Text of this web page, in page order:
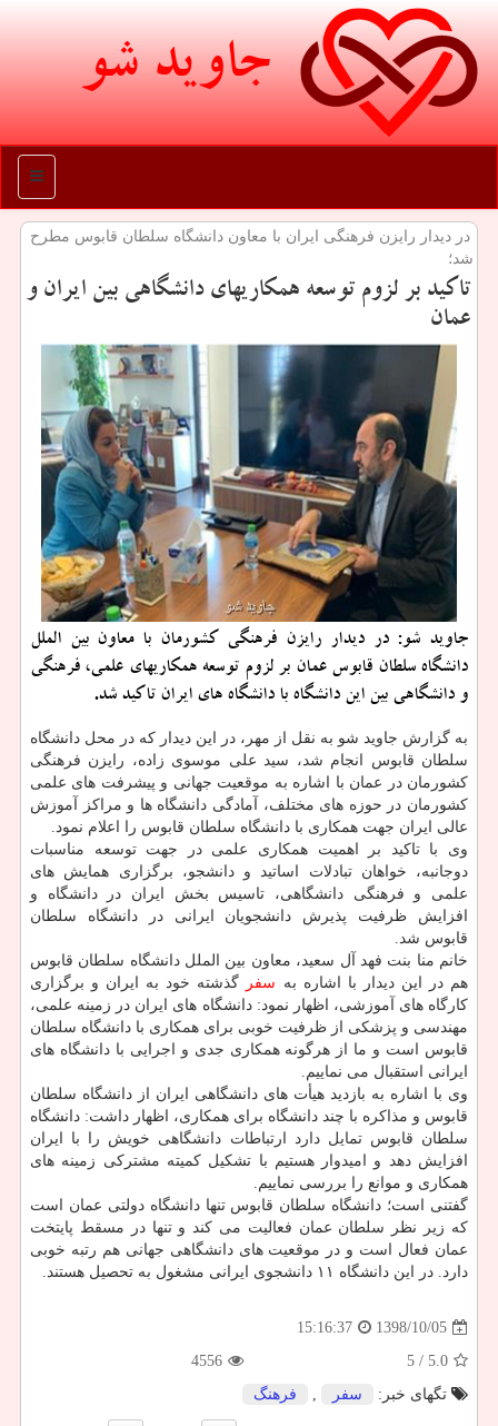
جاوید شو
منو
در دیدار رایزن فرهنگی ایران با معاون دانشگاه سلطان قابوس مطرح
شد؛
تاكید بر لزوم توسعه همكاریهای دانشگاهی بین ایران و
عمان
جاوید شو: در دیدار رایزن فرهنگی كشورمان با معاون بین الملل
دانشگاه سلطان قابوس عمان بر لزوم توسعه همكاریهای علمی، فرهنگی
و دانشگاهی بین این دانشگاه با دانشگاه های ایران تاكید شد.
به گزارش جاوید شو به نقل از مهر، در این دیدار كه در محل دانشگاه
سلطان قابوس انجام شد، سید علی موسوی زاده، رایزن فرهنگی
كشورمان در عمان با اشاره به موقعیت جهانی و پیشرفت های علمی
كشورمان در حوزه های مختلف، آمادگی دانشگاه ها و مراكز آموزش
عالی ایران جهت همكاری با دانشگاه سلطان قابوس را اعلام نمود.
وی با تاكید بر اهمیت همكاری علمی در جهت توسعه مناسبات
دوجانبه، خواهان تبادلات اساتید و دانشجو، برگزاری همایش های
علمی و فرهنگی دانشگاهی، تاسیس بخش ایران در دانشگاه و
افزایش ظرفیت پذیرش دانشجویان ایرانی در دانشگاه سلطان
قابوس شد.
خانم منا بنت فهد آل سعید، معاون بین الملل دانشگاه سلطان قابوس
هم در این دیدار با اشاره به سفر
گذشته خود به ایران و برگزاری
كارگاه های آموزشی، اظهار نمود: دانشگاه های ایران در زمینه علمی،
مهندسی و پزشكی از ظرفیت خوبی برای همكاری با دانشگاه سلطان
قابوس است و ما از هرگونه همكاری جدی و اجرایی با دانشگاه های
ایرانی استقبال می نماییم.
وی با اشاره به بازدید هیأت های دانشگاهی ایران از دانشگاه سلطان
قابوس و مذاكره با چند دانشگاه برای همكاری، اظهار داشت: دانشگاه
سلطان قابوس تمایل دارد ارتباطات دانشگاهی خویش را با ایران
افزایش دهد و امیدوار هستیم با تشكیل كمیته مشتركی زمینه های
همكاری و موانع را بررسی نماییم.
گفتنی است؛ دانشگاه سلطان قابوس تنها دانشگاه دولتی عمان است
كه زیر نظر سلطان عمان فعالیت می كند و تنها در مسقط پایتخت
عمان فعال است و در موقعیت های دانشگاهی جهانی هم رتبه خوبی
دارد. در این دانشگاه ۱۱ دانشجوی ایرانی مشغول به تحصیل هستند.
1398/10/05
15:16:37
5.0
/ 5
4556
تگهای خبر:
سفر , فرهنگ